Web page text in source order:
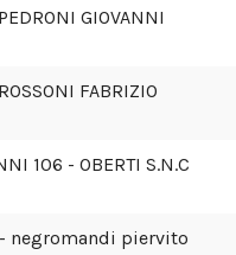
GIOVANNI
FABRIZIO
106 - OBERTI S.N.C
- negromandi piervito